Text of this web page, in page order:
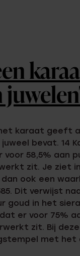
karaat geeft
bevat. 14
58,5% aan
zit. Je ziet
dan ook een
Dit verwijst
goud in het
er voor 75%
zit. Bij
met het